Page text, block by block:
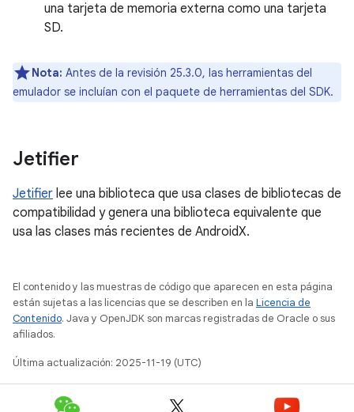
una tarjeta de memoria externa como una tarjeta
SD.
Nota: Antes de la revisión 25.3.0, las herramientas del
emulador se incluían con el paquete de herramientas del SDK.
Jetifier
Jetifier lee una biblioteca que usa clases de bibliotecas de
compatibilidad y genera una biblioteca equivalente que
usa las clases más recientes de AndroidX.
El contenido y las muestras de código que aparecen en esta página
están sujetas a las licencias que se describen en la Licencia de
Contenido. Java y OpenJDK son marcas registradas de Oracle o sus
afiliados.
Última actualización: 2025-11-19 (UTC)